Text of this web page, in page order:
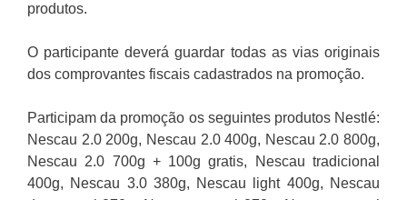
produtos.
O participante deverá guardar todas as vias originais
dos comprovantes fiscais cadastrados na promoção.
Participam da promoção os seguintes produtos Nestlé:
Nescau 2.0 200g, Nescau 2.0 400g, Nescau 2.0 800g,
Nescau 2.0 700g + 100g gratis, Nescau tradicional
400g, Nescau 3.0 380g, Nescau light 400g, Nescau